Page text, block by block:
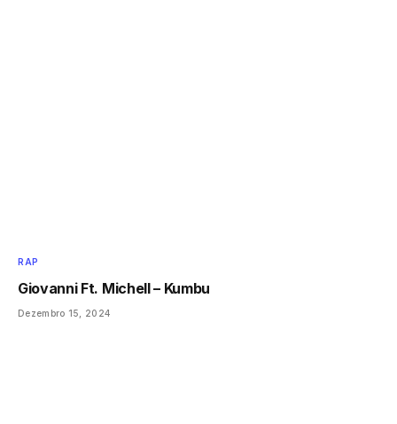
RAP
Giovanni Ft. Michell – Kumbu
Dezembro 15, 2024